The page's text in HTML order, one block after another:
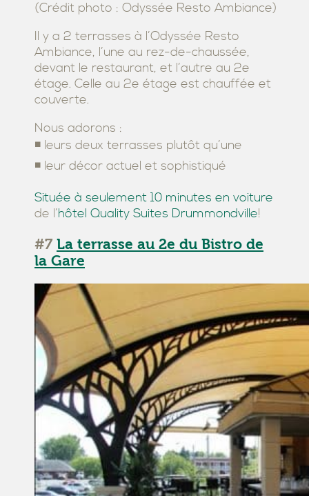
(Crédit photo : Odyssée Resto Ambiance)
Il y a 2 terrasses à l’Odyssée Resto
Ambiance, l’une au rez-de-chaussée,
devant le restaurant, et l’autre au 2e
étage. Celle au 2e étage est chauffée et
couverte.
Nous adorons :
◾ leurs deux terrasses plutôt qu’une
◾ leur décor actuel et sophistiqué
Située à seulement 10 minutes en voiture
de l’hôtel Quality Suites Drummondville!
#7 La terrasse au 2e du Bistro de
la Gare